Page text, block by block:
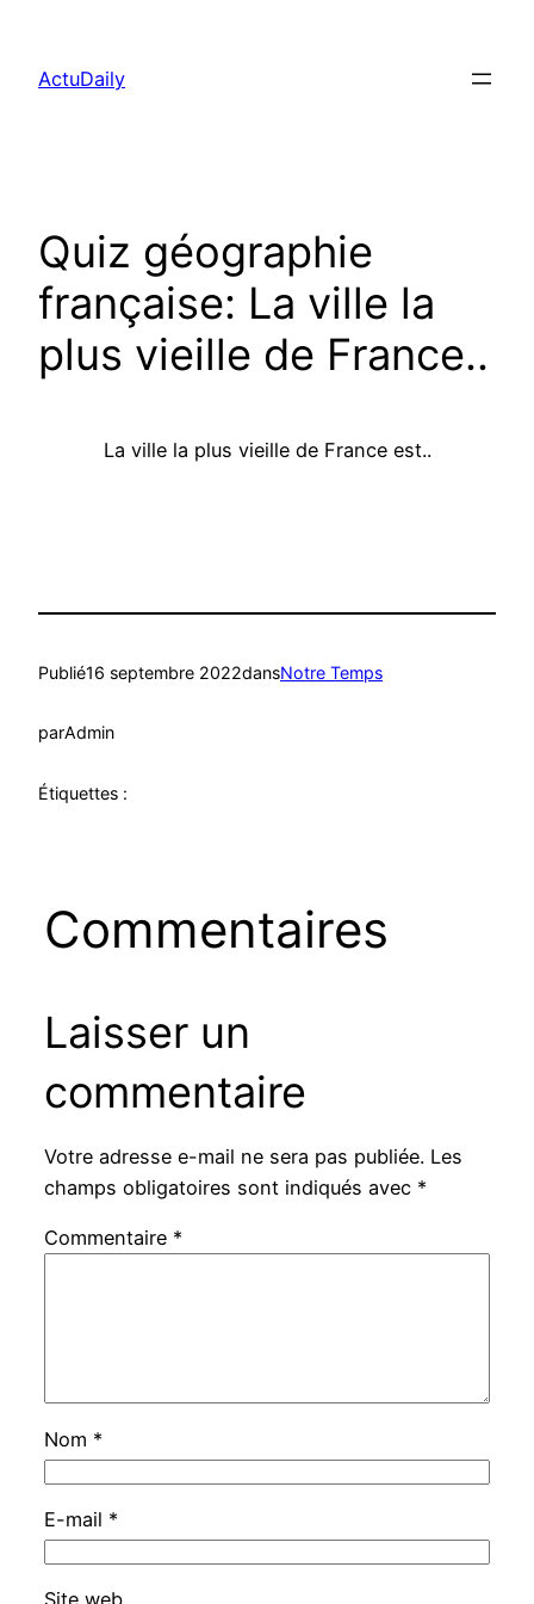
contenu
ActuDaily
Quiz géographie
française: La ville la
plus vieille de France..
La ville la plus vieille de France est..
Publié16 septembre 2022dansNotre Temps
parAdmin
Étiquettes :
Commentaires
Laisser un
commentaire
Votre adresse e-mail ne sera pas publiée. Les
champs obligatoires sont indiqués avec *
Commentaire *
Nom *
E-mail *